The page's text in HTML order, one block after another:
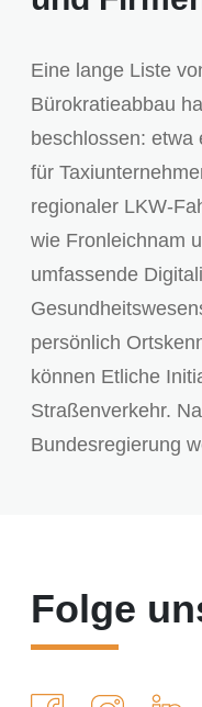
Eine lange Liste
Bürokratieabbau
beschlossen: etwa
für
regionaler LKW-
wie Fronleichnam
umfassende
persönlich
können Etliche
Straßenverkehr.
Bundesregierung
Folge